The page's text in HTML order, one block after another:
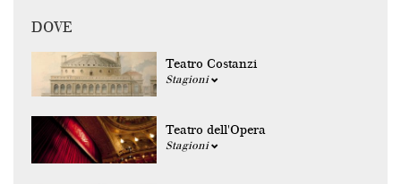
DOVE
Teatro Costanzi
Stagioni
Teatro dell'Opera
Stagioni